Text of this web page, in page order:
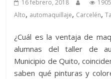
16 febrero, 2018
Alto, automaquillaje, Carcelén,
¿Cuál es la ventaja de
alumnas del taller de
Municipio de Quito,
saben qué pinturas y